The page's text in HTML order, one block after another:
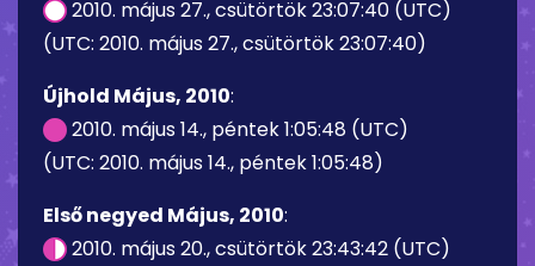
2010. május 27., csütörtök 23:07:40 (UTC)
(UTC: 2010. május 27., csütörtök 23:07:40)
Újhold Május, 2010:
2010. május 14., péntek 1:05:48 (UTC)
(UTC: 2010. május 14., péntek 1:05:48)
Első negyed Május, 2010:
2010. május 20., csütörtök 23:43:42 (UTC)